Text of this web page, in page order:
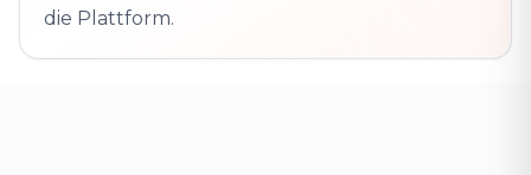
die Plattform.